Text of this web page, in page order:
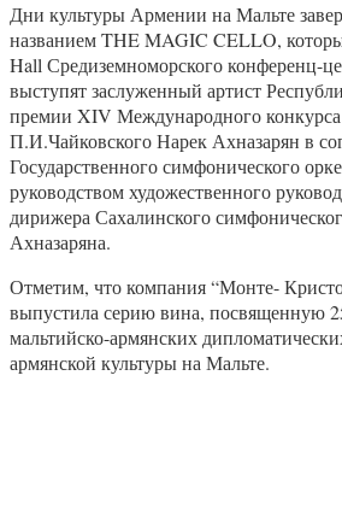
Дни культуры Армении на Мальте
названием THE MAGIC CELLO,
Hall Средиземноморского конференц-
выступят заслуженный артист
премии XIV Международного
П.И.Чайковского Нарек Ахназарян в
Государственного симфонического
руководством художественного
дирижера Сахалинского
Ахназаряна.
Отметим, что компания “Монте-
выпустила серию вина, посвященную
мальтийско-армянских
армянской культуры на Мальте.